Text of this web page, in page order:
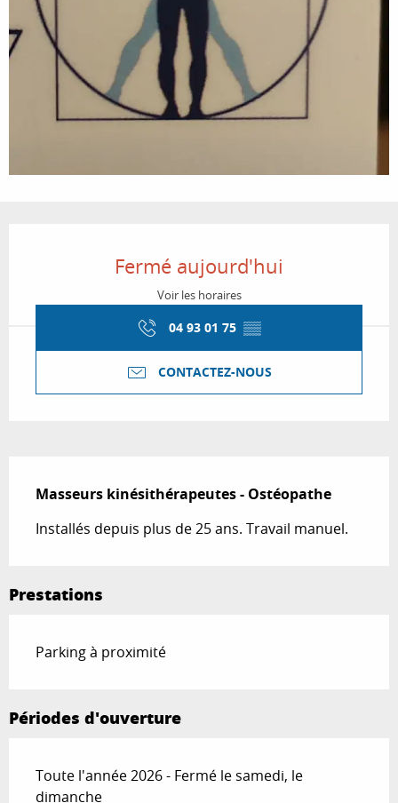
Fermé aujourd'hui
Voir les horaires
04 93 01 75 ▒▒
CONTACTEZ-NOUS
Masseurs kinésithérapeutes - Ostéopathe
Installés depuis plus de 25 ans. Travail manuel.
Prestations
Parking à proximité
Périodes d'ouverture
Toute l'année 2026 - Fermé le samedi, le
dimanche